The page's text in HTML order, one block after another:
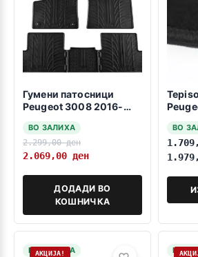
Гумени патосници
Peugeot 3008 2016-
ВО ЗАЛИХА
2.299,00ден
2.069,00 ден
ДОДАДИ ВО
КОШНИЧКА
ВО
НА ЗАЛИХА
АКЦИЈА! НА